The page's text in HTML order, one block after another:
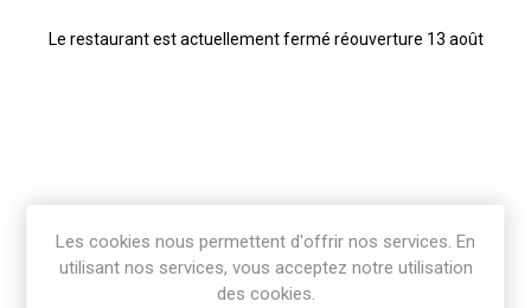
Le restaurant est actuellement fermé réouverture 13 août
Les cookies nous permettent d'offrir nos services. En
utilisant nos services, vous acceptez notre utilisation
des cookies.